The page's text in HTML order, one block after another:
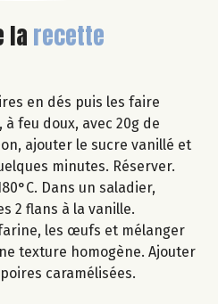
larecette
en dés puis les faire
feu doux, avec 20g de
ajouter le sucre vanillé et
minutes. Réserver.
Dans un saladier,
2 flans à la vanille.
les œufs et mélanger
texture homogène. Ajouter
caramélisées.